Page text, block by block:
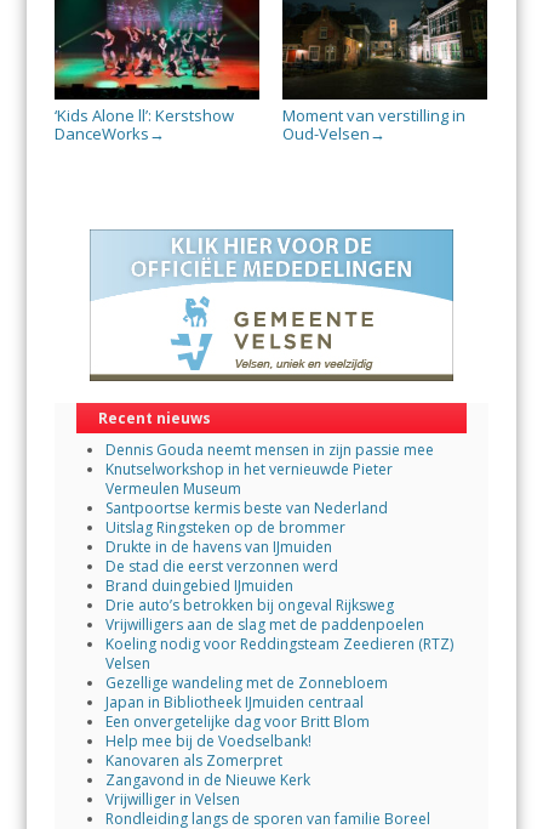
‘Kids Alone ll’: Kerstshow
DanceWorks →
Moment van verstilling in
Oud-Velsen →
Recent nieuws
Dennis Gouda neemt mensen in zijn passie mee
Knutselworkshop in het vernieuwde Pieter
Vermeulen Museum
Santpoortse kermis beste van Nederland
Uitslag Ringsteken op de brommer
Drukte in de havens van IJmuiden
De stad die eerst verzonnen werd
Brand duingebied IJmuiden
Drie auto’s betrokken bij ongeval Rijksweg
Vrijwilligers aan de slag met de paddenpoelen
Koeling nodig voor Reddingsteam Zeedieren (RTZ)
Velsen
Gezellige wandeling met de Zonnebloem
Japan in Bibliotheek IJmuiden centraal
Een onvergetelijke dag voor Britt Blom
Help mee bij de Voedselbank!
Kanovaren als Zomerpret
Zangavond in de Nieuwe Kerk
Vrijwilliger in Velsen
Rondleiding langs de sporen van familie Boreel